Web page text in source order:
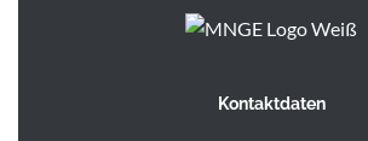
Kontaktdaten